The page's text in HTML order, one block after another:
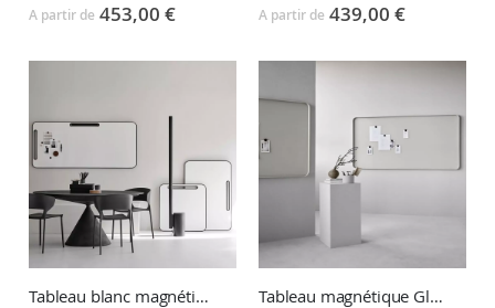
A partir de 453,00 € A partir de 439,00 €
Tableau blanc magnétique NOTE whiteboard Tableau magnétique Glassboard FRAME